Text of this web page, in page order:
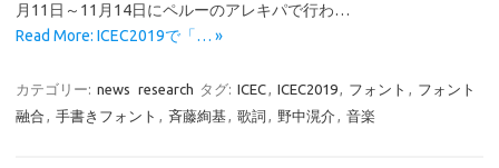
月11日～11月14日にペルーのアレキパで行わ…
Read More: ICEC2019で「… »
カテゴリー: news research タグ: ICEC, ICEC2019, フォント , フォント
融合, 手書きフォント , 斉藤絢基, 歌詞 , 野中滉介, 音楽